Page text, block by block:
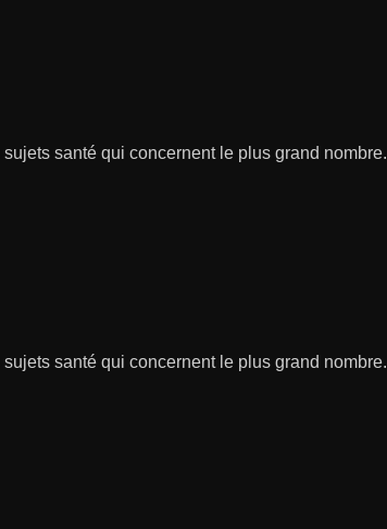
santé qui concernent le plus grand nombre.
santé qui concernent le plus grand nombre.